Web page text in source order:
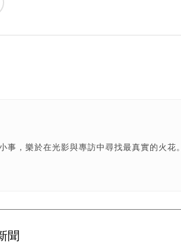
，樂於在光影與專訪中尋找最真實的火花。
聞